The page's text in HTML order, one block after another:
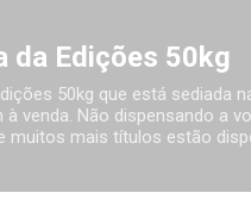
da Edições 50kg
50kg que está sediada
venda. Não dispensando a
muitos mais títulos estão